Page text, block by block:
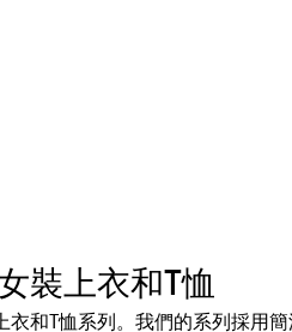
裝上衣和T恤
衣和T恤系列。我們的系列採用